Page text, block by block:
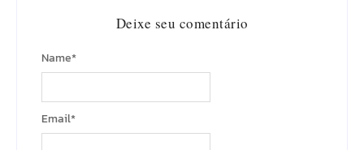
Deixe seu comentário
Name*
Email*